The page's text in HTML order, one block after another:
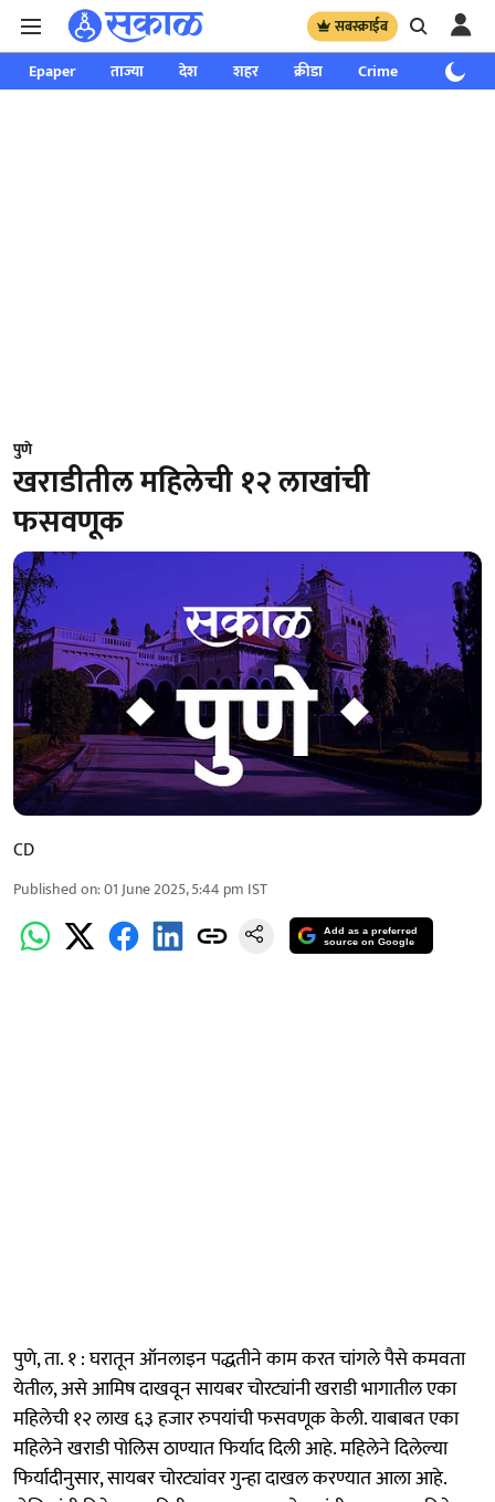
सबस्क्राईब
Epaper ताज्या देश शहर क्रीडा Crime साप्ताहिक
पुणे
खराडीतील महिलेची १२ लाखांची
फसवणूक
CD
Published on:01 June 2025, 5:44 pm IST
Add as a preferred
source on Google
पुणे, ता. १ : घरातून ऑनलाइन पद्धतीने काम करत चांगले पैसे कमवता
येतील, असे आमिष दाखवून सायबर चोरट्यांनी खराडी भागातील एका
महिलेची १२ लाख ६३ हजार रुपयांची फसवणूक केली. याबाबत एका
महिलेने खराडी पोलिस ठाण्यात फिर्याद दिली आहे. महिलेने दिलेल्या
फिर्यादीनुसार, सायबर चोरट्यांवर गुन्हा दाखल करण्यात आला आहे.